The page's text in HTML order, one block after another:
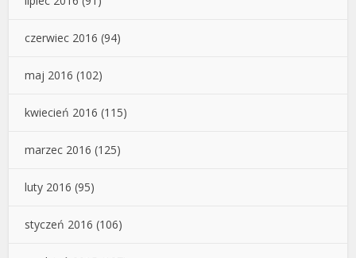
czerwiec 2016 (94)
maj 2016 (102)
kwiecień 2016 (115)
marzec 2016 (125)
luty 2016 (95)
styczeń 2016 (106)